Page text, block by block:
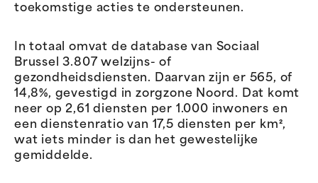
toekomstige acties te ondersteunen.
In totaal omvat de database van Sociaal
Brussel 3.807 welzijns- of
gezondheidsdiensten. Daarvan zijn er 565, of
14,8%, gevestigd in zorgzone Noord. Dat komt
neer op 2,61 diensten per 1.000 inwoners en
een dienstenratio van 17,5 diensten per km²,
wat iets minder is dan het gewestelijke
gemiddelde.